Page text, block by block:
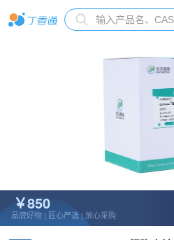
￥850
品牌好物 | 匠心严选 | 放心采购